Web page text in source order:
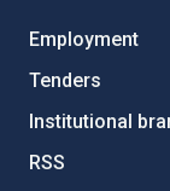
Employment
Tenders
Institutional
RSS